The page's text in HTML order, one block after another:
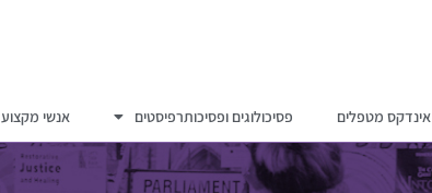
אינדקס מטפלים פסיכולוגים ופסיכותרפיסטים אנשי מקצוע